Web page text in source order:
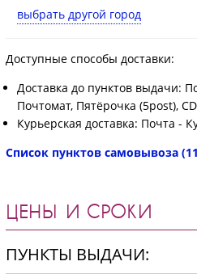
выбрать другой город
Доступные способы доставки:
Доставка до пунктов выдачи:
Почтомат, Пятёрочка (5post),
Курьерская доставка: Почта -
Список пунктов самовывоза
ЦЕНЫ И СРОКИ
ПУНКТЫ ВЫДАЧИ: